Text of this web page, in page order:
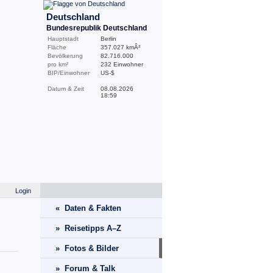
Deutschland
Bundesrepublik Deutschland
Hauptstadt
Berlin
Fläche
357.027 kmÂ²
Bevölkerung
82.716.000
pro km²
232 Einwohner
BIP/Einwohner
US-$
Datum & Zeit
08.08.2026
18:59
Login
« Daten & Fakten
» Reisetipps A–Z
» Fotos & Bilder
» Forum & Talk